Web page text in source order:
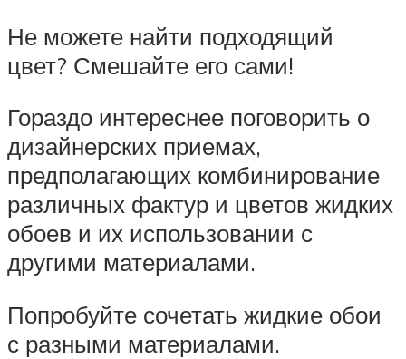
Не можете найти подходящий
цвет? Смешайте его сами!
Гораздо интереснее поговорить о
дизайнерских приемах,
предполагающих комбинирование
различных фактур и цветов жидких
обоев и их использовании с
другими материалами.
Попробуйте сочетать жидкие обои
с разными материалами.